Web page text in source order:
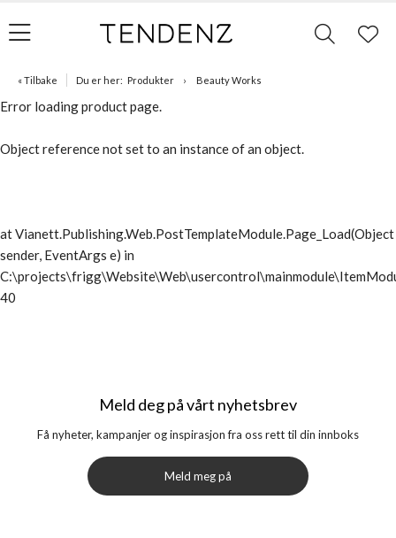
« Tilbake Du er her: Produkter Beauty Works
Error loading product page.
Object reference not set to an instance of an object.
at Vianett.Publishing.Web.PostTemplateModule.Page_Load(Object
sender, EventArgs e) in
40
Meld deg på vårt nyhetsbrev
Få nyheter, kampanjer og inspirasjon fra oss rett til din innboks
Meld meg på